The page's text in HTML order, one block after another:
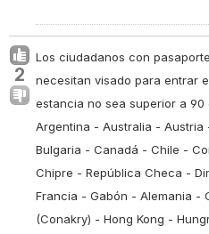
2
Los ciudadanos con
necesitan visado para entrar
estancia no sea superior a
Argentina - Australia -
Bulgaria - Canadá - Chile -
Chipre - República Checa -
Francia - Gabón - Alemania -
(Conakry) - Hong Kong -